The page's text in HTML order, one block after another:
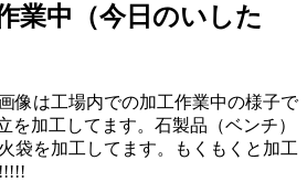
中（今日のいした
は工場内での加工作業中の様子で
加工してます。石製品（ベンチ）
袋を加工してます。もくもくと加工
!!!!!